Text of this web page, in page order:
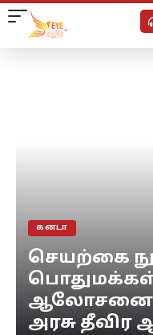
கனடா
செயற்கை
அரசு தீவிர